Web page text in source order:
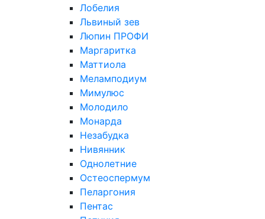
Лобелия
Львиный зев
Люпин ПРОФИ
Маргаритка
Маттиола
Меламподиум
Мимулюс
Молодило
Монарда
Незабудка
Нивянник
Однолетние
Остеоспермум
Пеларгония
Пентас